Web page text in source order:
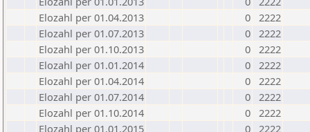
Elozahl per 01.04.2013
0 2222
Elozahl per 01.07.2013
0 2222
Elozahl per 01.10.2013
0 2222
Elozahl per 01.01.2014
0 2222
Elozahl per 01.04.2014
0 2222
Elozahl per 01.07.2014
0 2222
Elozahl per 01.10.2014
0 2222
Elozahl per 01.01.2015
0 2222